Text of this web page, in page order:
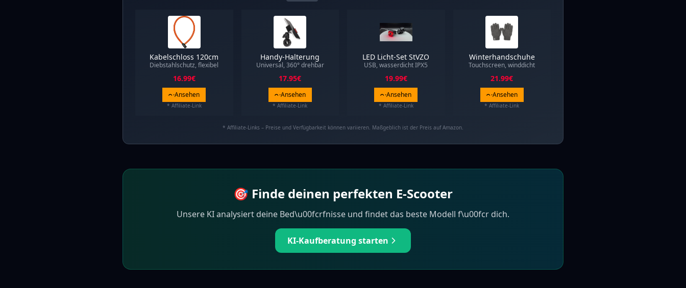
Kabelschloss 120cm
Diebstahlschutz, flexibel
16.99€
Ansehen
* Affiliate-Link
Handy-Halterung
Universal, 360° drehbar
17.95€
Ansehen
* Affiliate-Link
LED Licht-Set StVZO
USB, wasserdicht IPX5
19.99€
Ansehen
* Affiliate-Link
Winterhandschuhe
Touchscreen, winddicht
21.99€
Ansehen
* Affiliate-Link
* Affiliate-Links – Preise und Verfügbarkeit können variieren. Maßgeblich ist der Preis auf Amazon.
🎯 Finde deinen perfekten E-Scooter
Unsere KI analysiert deine Bed\u00fcrfnisse und findet das beste Modell f\u00fcr dich.
KI-Kaufberatung starten